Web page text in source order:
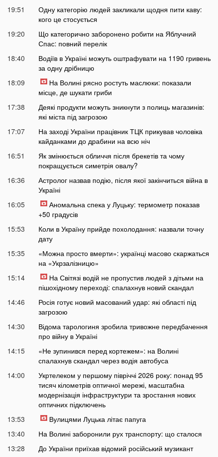
19:51
Одну категорію людей закликали щодня пити каву:
кого це стосується
19:20
Що категорично заборонено робити на Яблучний
Спас: повний перелік
18:40
Водіїв в Україні можуть оштрафувати на 1190 гривень
за одну дрібницю
18:09
На Волині рясно ростуть маслюки: показали
місце, де шукати гриби
17:38
Деякі продукти можуть зникнути з полиць магазинів:
які міста під загрозою
17:07
На заході України працівник ТЦК прикував чоловіка
кайданками до драбини на всю ніч
16:51
Як змінюється обличчя після брекетів та чому
покращується симетрія овалу?
16:36
Астролог назвав подію, після якої закінчиться війна в
Україні
16:05
Аномальна спека у Луцьку: термометр показав
+50 градусів
15:53
Коли в Україну прийде похолодання: назвали точну
дату
15:35
«Можна просто вмерти»: українці масово скаржаться
на «Укрзалізницю»
15:14
На Світязі водій не пропустив людей з дітьми на
пішохідному переході: спалахнув новий скандал
14:46
Росія готує новий масований удар: які області під
загрозою
14:30
Відома тарологиня зробила тривожне передбачення
про війну в Україні
14:15
«Не зупинився перед кортежем»: на Волині
спалахнув скандал через водія автобуса
14:00
Укртелеком у першому півріччі 2026 року: понад 95
тисяч кілометрів оптичної мережі, масштабна
модернізація інфраструктури та зростання нових
оптичних підключень
13:53
Вулицями Луцька літає папуга
13:40
На Волині заборонили рух транспорту: що сталося
13:28
До України приїхав відомий російський музикант